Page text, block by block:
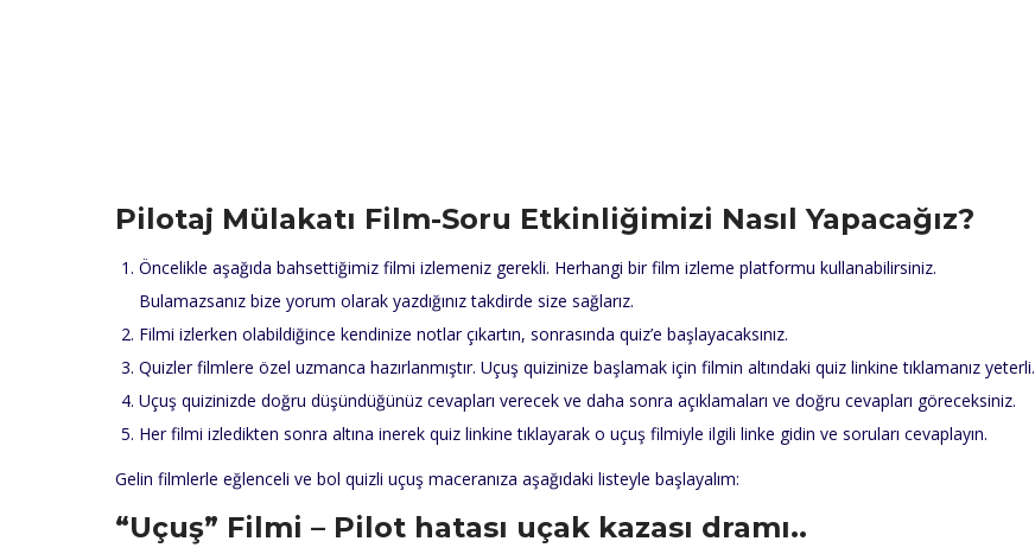
Pilotaj Mülakatı Film-Soru Etkinliğimizi Nasıl Yapacağız?
Öncelikle aşağıda bahsettiğimiz filmi izlemeniz gerekli. Herhangi bir film izleme platformu kullanabilirsiniz.
Bulamazsanız bize yorum olarak yazdığınız takdirde size sağlarız.
Filmi izlerken olabildiğince kendinize notlar çıkartın, sonrasında quiz’e başlayacaksınız.
Quizler filmlere özel uzmanca hazırlanmıştır. Uçuş quizinize başlamak için filmin altındaki quiz linkine tıklamanız yeterli.
Uçuş quizinizde doğru düşündüğünüz cevapları verecek ve daha sonra açıklamaları ve doğru cevapları göreceksiniz.
Her filmi izledikten sonra altına inerek quiz linkine tıklayarak o uçuş filmiyle ilgili linke gidin ve soruları cevaplayın.
Gelin filmlerle eğlenceli ve bol quizli uçuş maceranıza aşağıdaki listeyle başlayalım:
“Uçuş” Filmi – Pilot hatası uçak kazası dramı..